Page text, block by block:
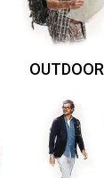
OUTDOOR